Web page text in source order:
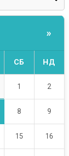
»
СБ НД
1 2
8 9
15 16